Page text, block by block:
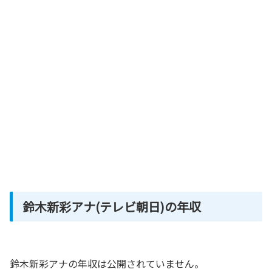
鈴木新彩アナ(テレビ朝日)の年収
鈴木新彩アナの年収は公開されていません。